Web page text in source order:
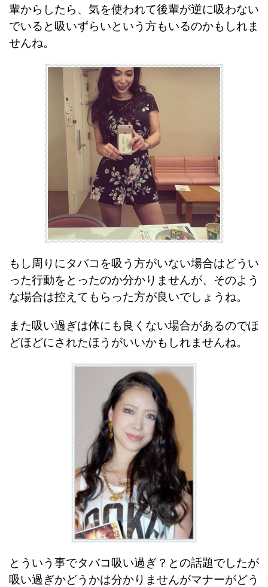
輩からしたら、気を使われて後輩が逆に吸わない
でいると吸いずらいという方もいるのかもしれま
せんね。
もし周りにタバコを吸う方がいない場合はどうい
った行動をとったのか分かりませんが、そのよう
な場合は控えてもらった方が良いでしょうね。
また吸い過ぎは体にも良くない場合があるのでほ
どほどにされたほうがいいかもしれませんね。
とういう事でタバコ吸い過ぎ？との話題でしたが
吸い過ぎかどうかは分かりませんがマナーがどう